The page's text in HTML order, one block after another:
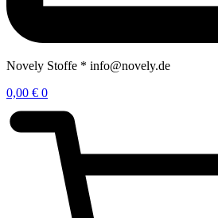
Novely Stoffe * info@novely.de
0,00 € 0